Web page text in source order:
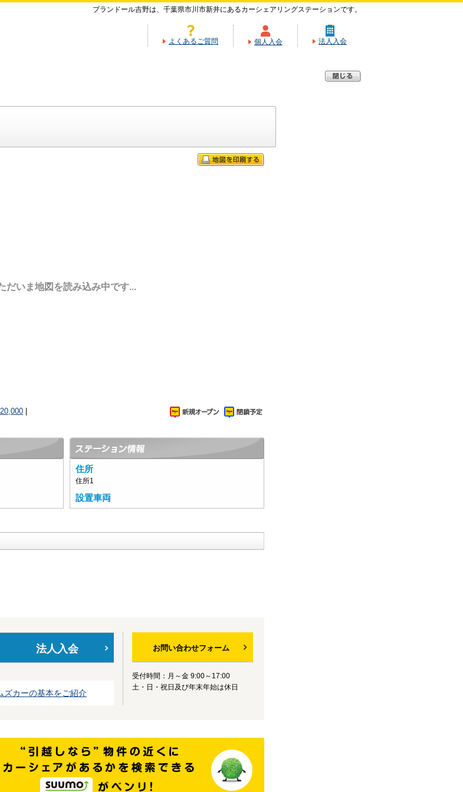
プランドール吉野は、千葉県市川市新井にあるカーシェアリングステーションです。
よくあるご質問 個人入会 法人入会
だいま地図を読み込み中です...
20,000
住所
住所1
設置車両
法人入会
ズカーの基本をご紹介
お問い合わせフォーム
受付時間：月～金 9:00～17:00
土・日・祝日及び年末年始は休日